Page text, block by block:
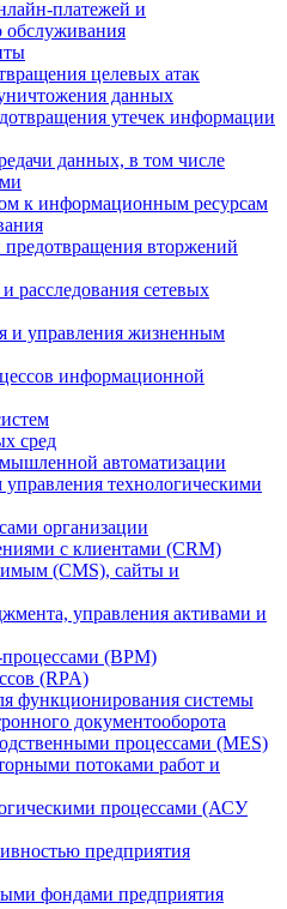
платежей и
обслуживания
целевых атак
данных
утечек информации
данных, в том числе
к информационным ресурсам
вторжений
расследования сетевых
и управления жизненным
информационной
сред
автоматизации
технологическими
организации
с клиентами (CRM)
(CMS), сайты и
управления активами и
процессами (BPM)
(RPA)
функционирования системы
документооборота
процессами (MES)
потоками работ и
процессами (АСУ
предприятия
фондами предприятия